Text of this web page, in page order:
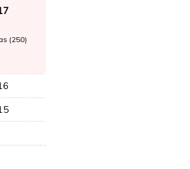
(250)